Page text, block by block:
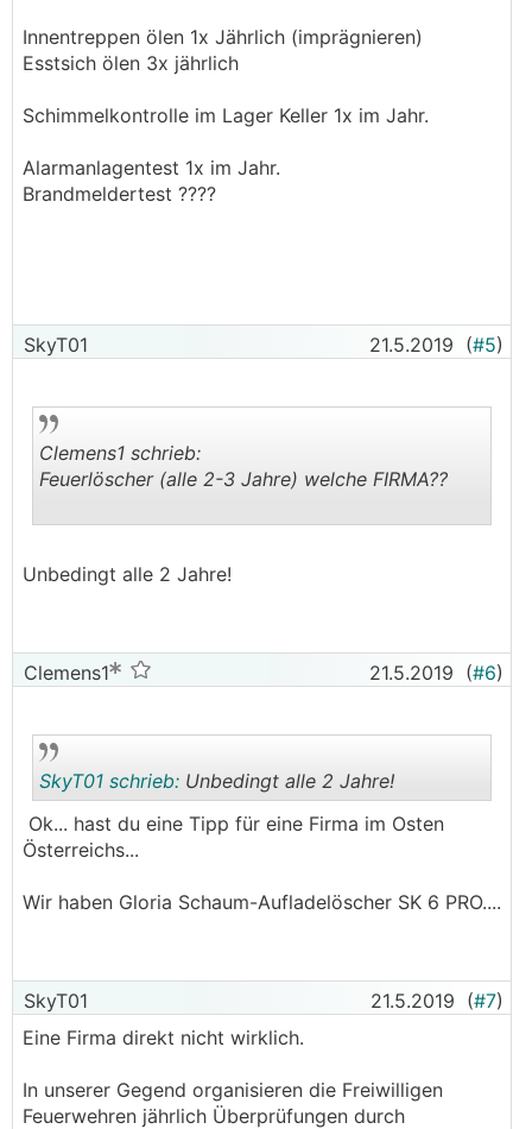
Innentreppen ölen 1x Jährlich (imprägnieren)
Esstsich ölen 3x jährlich
Schimmelkontrolle im Lager Keller 1x im Jahr.
Alarmanlagentest 1x im Jahr.
Brandmeldertest ????
SkyT01 21.5.2019 (#5)
Clemens1 schrieb:
Feuerlöscher (alle 2-3 Jahre) welche FIRMA??
Unbedingt alle 2 Jahre!
Clemens1 21.5.2019 (#6)
SkyT01 schrieb: Unbedingt alle 2 Jahre!
Ok... hast du eine Tipp für eine Firma im Osten
Österreichs...
Wir haben Gloria Schaum-Aufladelöscher SK 6 PRO....
SkyT01 21.5.2019 (#7)
Eine Firma direkt nicht wirklich.
In unserer Gegend organisieren die Freiwilligen
Feuerwehren jährlich Überprüfungen durch